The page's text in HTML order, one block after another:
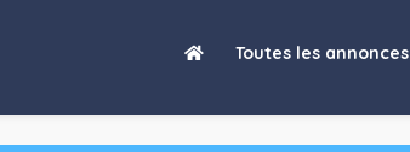
Toutes les annonces